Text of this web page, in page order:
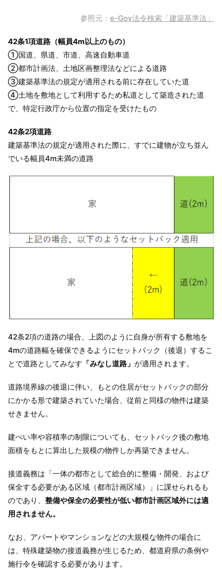
参照元： e-Gov法令検索「建築基準法」
42条1項道路（幅員4m以上のもの）
①国道、県道、市道、高速自動車道
②都市計画法、土地区画整理法などによる道路
③建築基準法の規定が適用される前に存在していた道
④土地を敷地として利用するため私道として築造された道
で、特定行政庁から位置の指定を受けたもの
42条2項道路
建築基準法の規定が適用された際に、すでに建物が立ち並ん
でいる幅員4m未満の道路
42条2項の道路の場合、上図のように自身が所有する敷地を
4mの道路幅を確保できるようにセットバック（後退）するこ
とで道路としてみなす 「みなし道路」 が適用されます。
道路境界線の後退に伴い、もとの住居がセットバックの部分
にかかる形で建築されていた場合、従前と同様の物件は建築
せきません。
建ぺい率や容積率の制限についても、セットバック後の敷地
面積をもとに算出した規模の物件しか再築できません。
接道義務は「一体の都市として総合的に整備・開発、および
保全する必要がある区域（都市計画区域）」に課せられるも
のであり、 整備や保全の必要性が低い都市計画区域外には適
用されません。
なお、アパートやマンションなどの大規模な物件の場合に
は、特殊建築物の接道義務が生じるため、都道府県の条例や
施行令を確認する必要があります。